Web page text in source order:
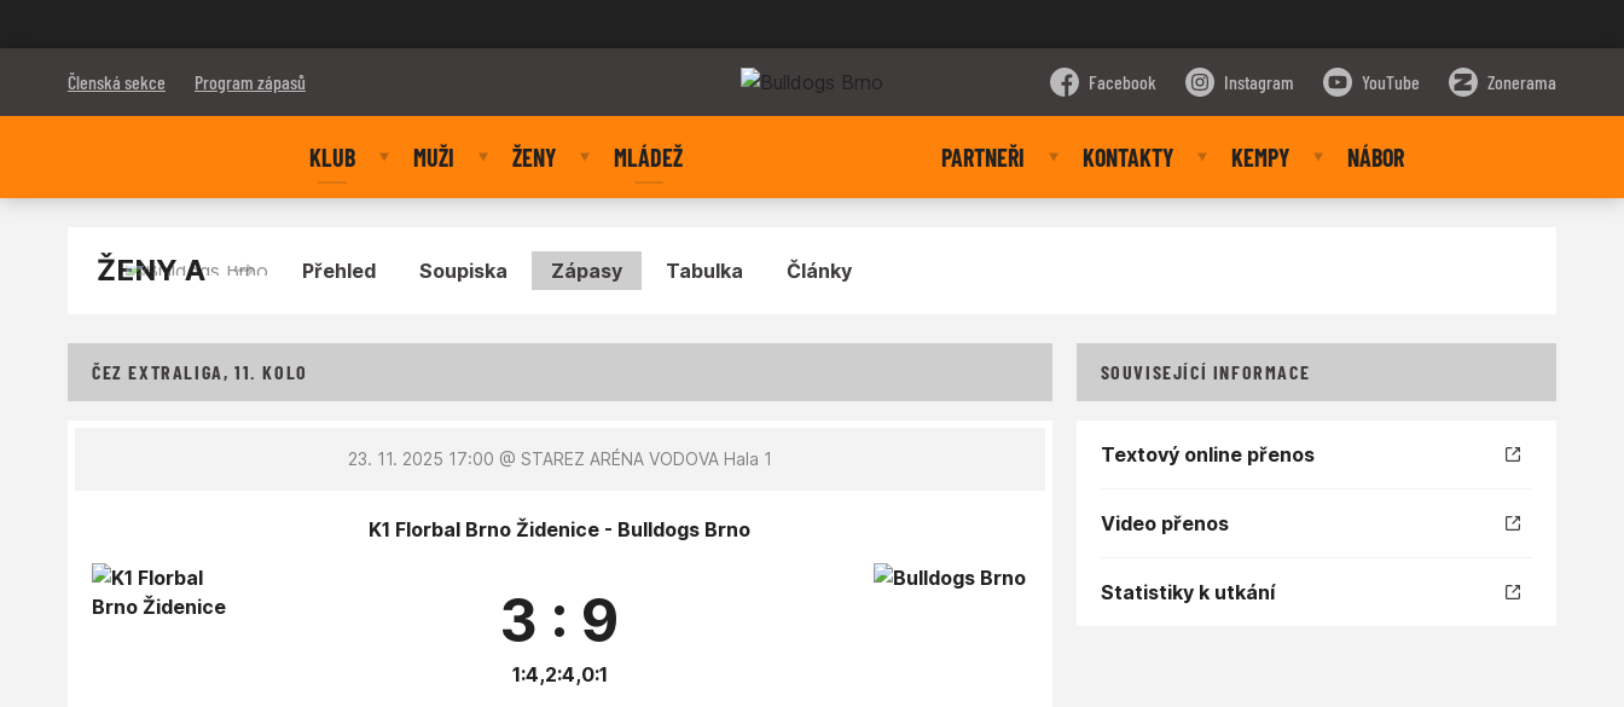
Členská sekce Program zápasů Facebook Instagram YouTube Zonerama
KLUB MUŽI ŽENY MLÁDEŽ PARTNEŘI KONTAKTY KEMPY NÁBOR
ŽENY A Přehled Soupiska Zápasy Tabulka Články
ČEZ EXTRALIGA, 11. KOLO
23. 11. 2025 17:00 @ STAREZ ARÉNA VODOVA Hala 1
K1 Florbal Brno Židenice - Bulldogs Brno
3 : 9
1:4,2:4,0:1
SOUVISEJÍCÍ INFORMACE
Textový online přenos
Video přenos
Statistiky k utkání